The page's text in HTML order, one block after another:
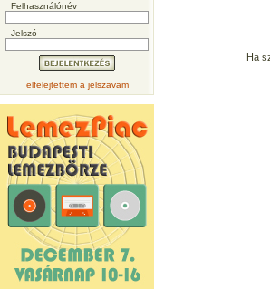
Felhasználónév
Jelszó
elfelejtettem a jelszavam
Ha